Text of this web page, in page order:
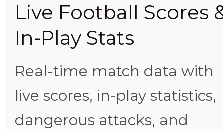
Live Football Scores
In-Play Stats
Real-time match data with
live scores, in-play statistics,
dangerous attacks, and